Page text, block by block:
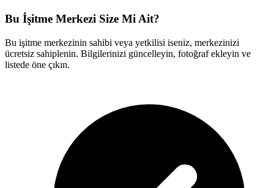
Bu İşitme Merkezi Size Mi Ait?
Bu işitme merkezinin sahibi veya yetkilisi iseniz, merkezinizi
ücretsiz sahiplenin. Bilgilerinizi güncelleyin, fotoğraf ekleyin ve
listede öne çıkın.